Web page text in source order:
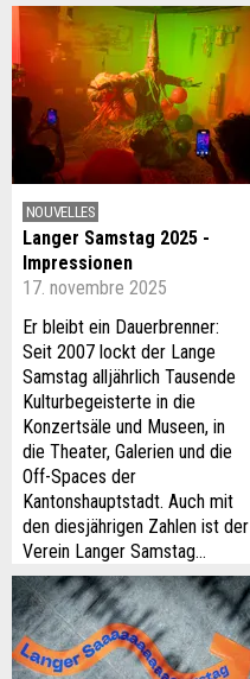
NOUVELLES
Langer Samstag 2025 -
Impressionen
17. novembre 2025
Er bleibt ein Dauerbrenner:
Seit 2007 lockt der Lange
Samstag alljährlich Tausende
Kulturbegeisterte in die
Konzertsäle und Museen, in
die Theater, Galerien und die
Off-Spaces der
Kantonshauptstadt. Auch mit
den diesjährigen Zahlen ist der
Verein Langer Samstag…